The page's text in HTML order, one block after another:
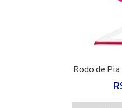
Rodo de